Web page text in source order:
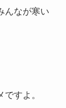
んなが寒い
すよ。